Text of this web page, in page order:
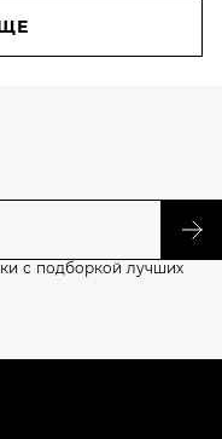
с подборкой лучших